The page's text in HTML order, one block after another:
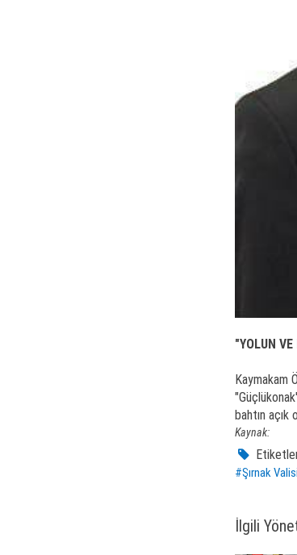
"YOLUN
Kaymakam
bahtın açık
Kaynak:
#Şırnak
İlgili